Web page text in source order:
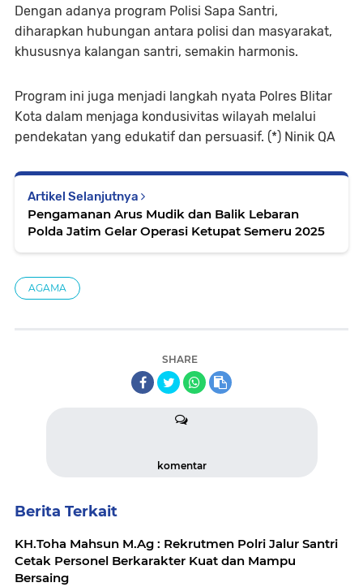
Dengan adanya program Polisi Sapa Santri,
diharapkan hubungan antara polisi dan masyarakat,
khususnya kalangan santri, semakin harmonis.
Program ini juga menjadi langkah nyata Polres Blitar
Kota dalam menjaga kondusivitas wilayah melalui
pendekatan yang edukatif dan persuasif. (*) Ninik QA
Artikel Selanjutnya
Pengamanan Arus Mudik dan Balik Lebaran
Polda Jatim Gelar Operasi Ketupat Semeru 2025
AGAMA
SHARE
komentar
Berita Terkait
KH.Toha Mahsun M.Ag : Rekrutmen Polri Jalur Santri
Cetak Personel Berkarakter Kuat dan Mampu
Bersaing